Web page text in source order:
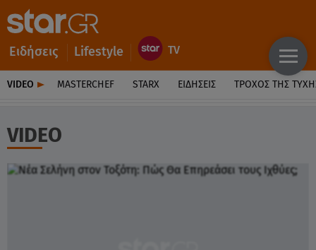
Ειδήσεις Lifestyle
VIDEO MASTERCHEF STARX ΕΙΔΉΣΕΙΣ ΤΡΟΧΌΣ ΤΗΣ
VIDEO